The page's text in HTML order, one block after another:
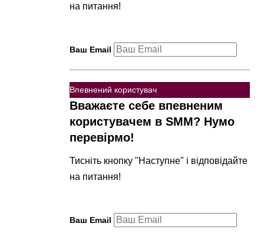
на питання!
Ваш Email
Впевнений користувач
Вважаєте себе впевненим
користувачем в SMM? Нумо
перевірмо!
Тисніть кнопку "Наступне" і відповідайте
на питання!
Ваш Email